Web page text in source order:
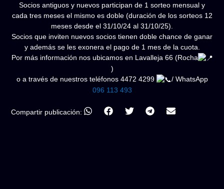
Socios antiguos y nuevos participan de 1 sorteo mensual y
cada tres meses el mismo es doble (duración de los sorteos 12
meses desde el 31/10/24 al 31/10/25).
Socios que inviten nuevos socios tienen doble chance de ganar
y además se les exonera el pago de 1 mes de la cuota.
Por más información nos ubicamos en Lavalleja 66 (Rocha
)
o a través de nuestros teléfonos 4472 4299
/ WhatsApp
096 113 493
Compartir publicación: